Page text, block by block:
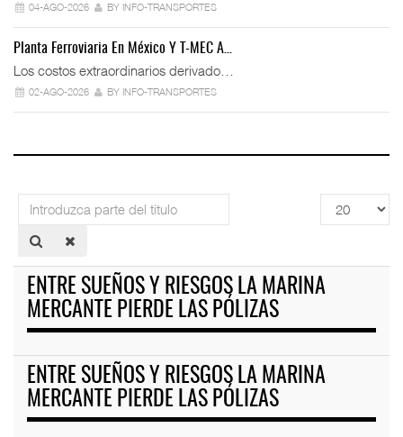
04-AGO-2026 BY INFO-TRANSPORTES
Planta Ferroviaria En México Y T-MEC A…
Los costos extraordinarios derivado…
02-AGO-2026 BY INFO-TRANSPORTES
Introduzca
parte
del
Cantidad
a
ENTRE SUEÑOS Y RIESGOS LA MARINA
MERCANTE PIERDE LAS PÓLIZAS
ENTRE SUEÑOS Y RIESGOS LA MARINA
MERCANTE PIERDE LAS PÓLIZAS